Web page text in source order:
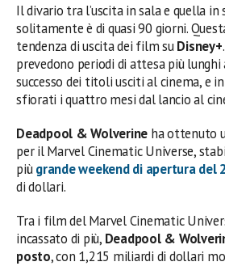
Il divario tra l’uscita in sala e quella in
solitamente è di quasi 90 giorni.
tendenza di uscita dei film suDisney+
prevedono periodi di attesa più lunghi
successo dei titoli usciti al cinema, e
sfiorati i quattro mesi dal lancio al
Deadpool & Wolverine ha ottenuto
per il Marvel Cinematic Universe,
piùgrande weekend di apertura del
di dollari.
Tra i film del Marvel Cinematic
incassato di più, Deadpool &
posto, con 1,215 miliardi di dollari